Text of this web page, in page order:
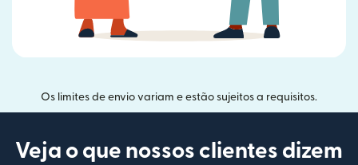
Os limites de envio variam e estão sujeitos a requisitos.
Veja o que nossos clientes dizem